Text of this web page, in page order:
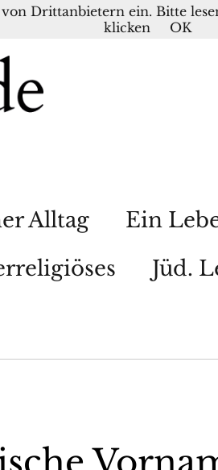
Alltag Ein
Jüd.
Drittanbietern ein. Bitte
klicken
OK